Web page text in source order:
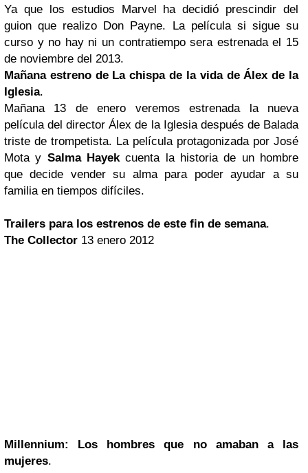
Ya que los estudios Marvel ha decidió prescindir del
guion que realizo Don Payne. La película si sigue su
curso y no hay ni un contratiempo sera estrenada el 15
de noviembre del 2013.
Mañana estreno de La chispa de la vida de Álex de la
Iglesia.
Mañana 13 de enero veremos estrenada la nueva
película del director Álex de la Iglesia después de Balada
triste de trompetista. La película protagonizada por José
Mota y Salma Hayekcuenta la historia de un hombre
que decide vender su alma para poder ayudar a su
familia en tiempos difíciles.
Trailers para los estrenos de este fin de semana.
The Collector 13 enero 2012
Millennium: Los hombres que no amaban a las
mujeres.